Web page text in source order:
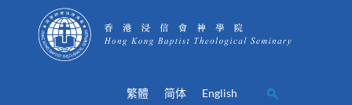
繁體 简体 English